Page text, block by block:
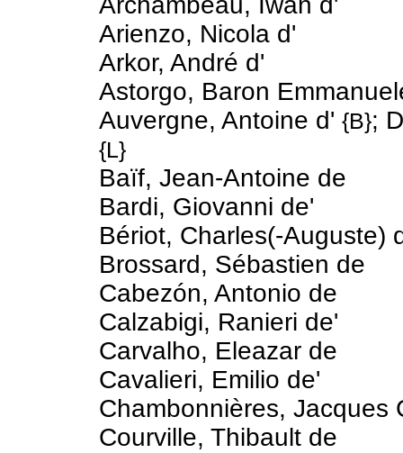
Arienzo, Nicola d'
Arkor, André d'
Astorgo, Baron
Auvergne, Antoine d' {B};
{L}
Baïf, Jean-Antoine de
Bardi, Giovanni de'
Bériot, Charles(-Auguste)
Brossard, Sébastien de
Cabezón, Antonio de
Calzabigi, Ranieri de'
Carvalho, Eleazar de
Cavalieri, Emilio de'
Chambonnières, Jacques
Courville, Thibault de